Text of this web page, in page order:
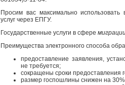
Просим вас максимально использовать
услуг через ЕПГУ.
Государственные услуги в сфере
Преимущества электронного способа
предоставление заявления,
не требуется;
сокращены сроки предоставления
размер госпошлины снижен на